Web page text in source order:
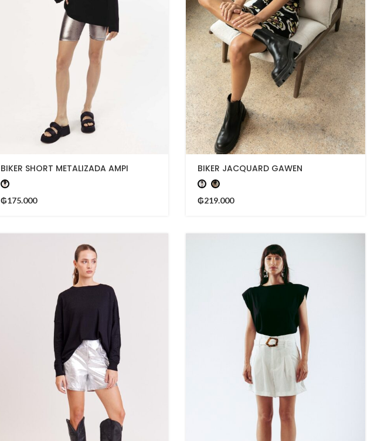
BIKER SHORT METALIZADA AMPI
₲175.000
BIKER JACQUARD GAWEN
₲219.000